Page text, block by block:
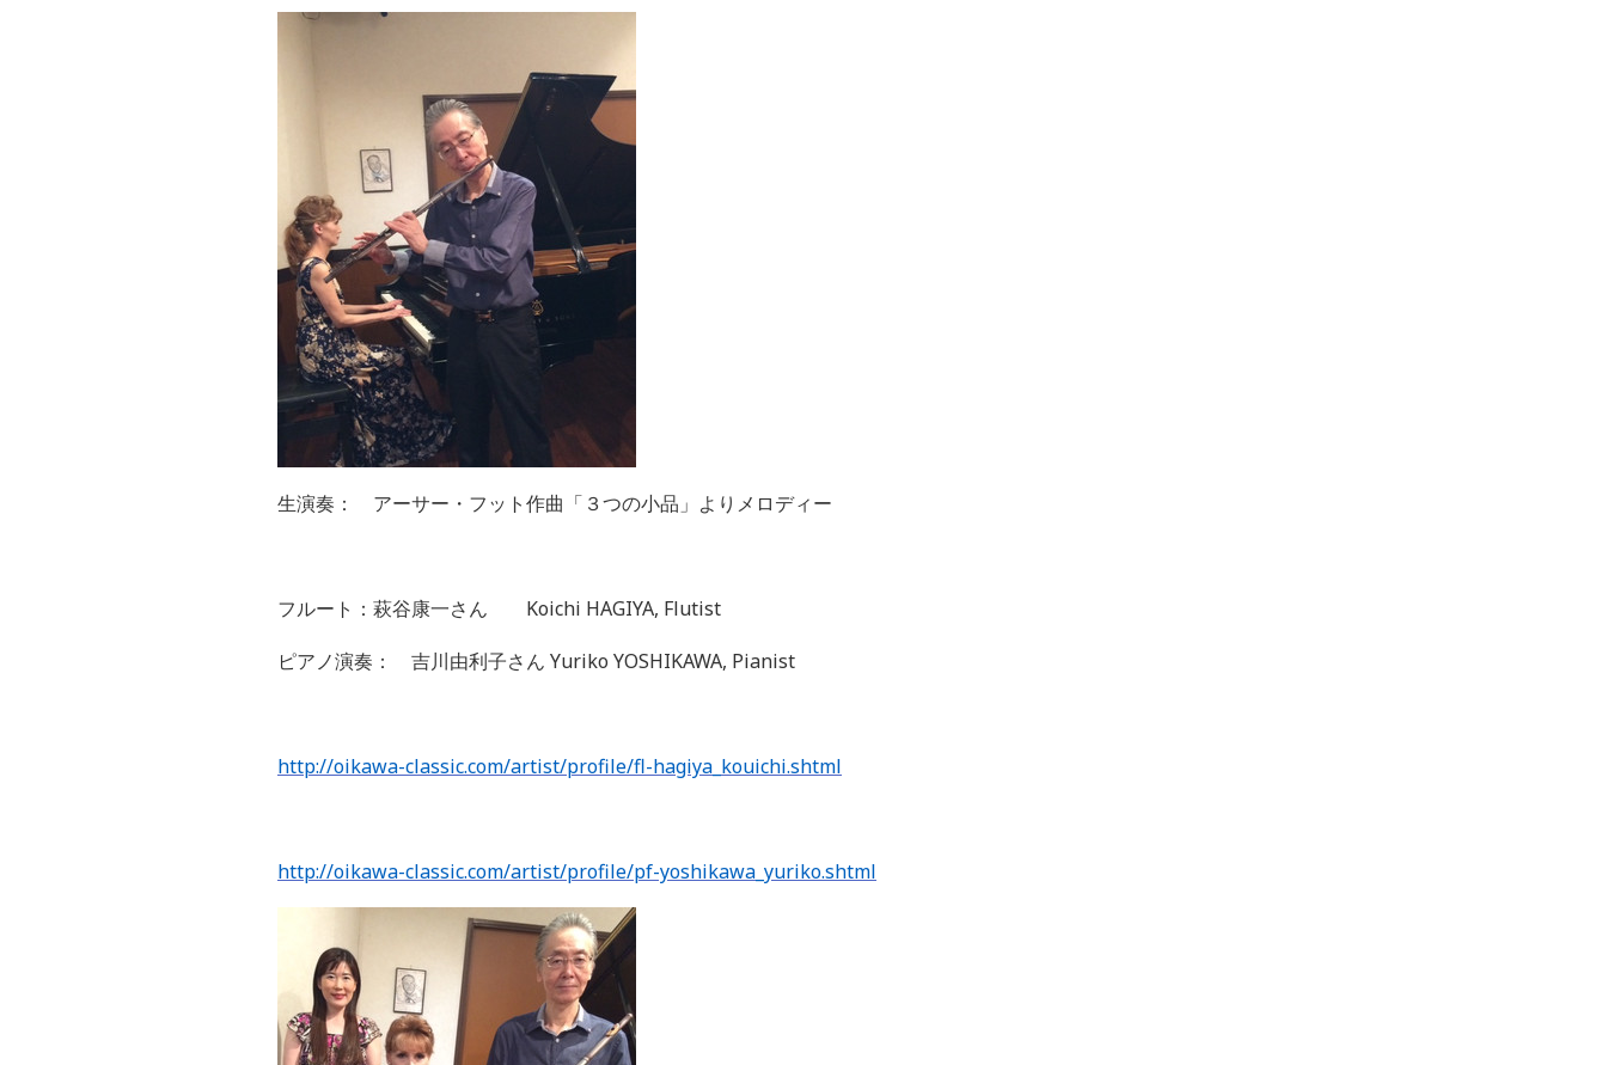
生演奏： アーサー・フット作曲「３つの小品」よりメロディー
フルート：萩谷康一さん Koichi HAGIYA, Flutist
ピアノ演奏： 吉川由利子さん Yuriko YOSHIKAWA, Pianist
http://oikawa-classic.com/artist/profile/fl-hagiya_kouichi.shtml
http://oikawa-classic.com/artist/profile/pf-yoshikawa_yuriko.shtml